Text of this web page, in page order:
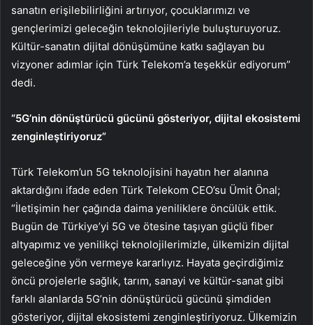
sanatın erişilebilirliğini artırıyor, çocuklarımızı ve
gençlerimizi geleceğin teknolojileriyle buluşturuyoruz.
Kültür-sanatın dijital dönüşümüne katkı sağlayan bu
vizyoner adımlar için Türk Telekom’a teşekkür ediyorum”
dedi.
“5G’nin dönüştürücü gücünü gösteriyor, dijital ekosistemi
zenginleştiriyoruz”
Türk Telekom’un 5G teknolojisini hayatın her alanına
aktardığını ifade eden Türk Telekom CEO’su Ümit Önal;
“İletişimin her çağında daima yeniliklere öncülük ettik.
Bugün de Türkiye’yi 5G ve ötesine taşıyan güçlü fiber
altyapımız ve yenilikçi teknolojilerimizle, ülkemizin dijital
geleceğine yön vermeye kararlıyız. Hayata geçirdiğimiz
öncü projelerle sağlık, tarım, sanayi ve kültür-sanat gibi
farklı alanlarda 5G’nin dönüştürücü gücünü şimdiden
gösteriyor, dijital ekosistemi zenginleştiriyoruz. Ülkemizin